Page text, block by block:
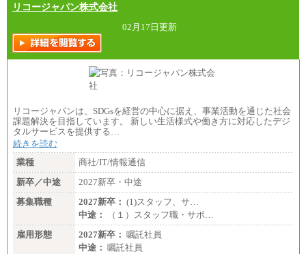
リコージャパン株式会社
02月17日更新
リコージャパンは、SDGsを経営の中心に据え、事業活動を通じた社会
課題解決を目指しています。 新しい生活様式や働き方に対応したデジ
タルサービスを提供する…
続きを読む
業種
商社/IT/情報通信
新卒／中途
2027新卒・中途
募集職種
2027新卒： (1)スタッフ、サ…
中途：
（１）スタッフ職・サポ…
雇用形態
2027新卒： 嘱託社員
中途： 嘱託社員